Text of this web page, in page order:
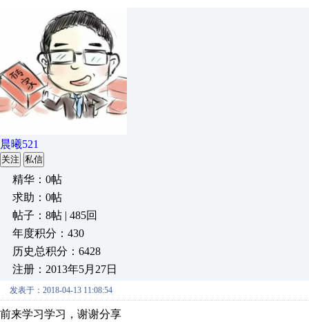
晨曦521
关注 私信
精华：0帖
求助：0帖
帖子：8帖 | 485回
年度积分：430
历史总积分：6428
注册：2013年5月27日
发表于：2018-04-13 11:08:54
前来学习学习，谢谢分享